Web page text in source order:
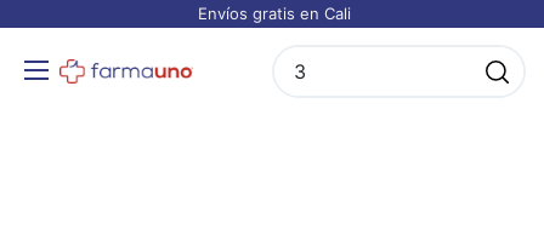
Envíos gratis en Cali